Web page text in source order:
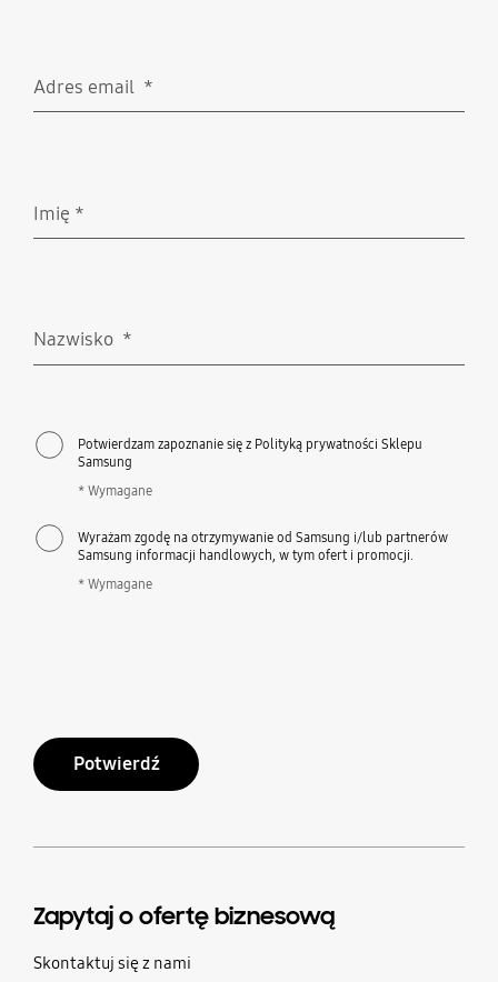
Adres email *
Imię *
Nazwisko *
Potwierdzam zapoznanie się z Polityką prywatności Sklepu
Samsung
* Wymagane
Wyrażam zgodę na otrzymywanie od Samsung i/lub partnerów
Samsung informacji handlowych, w tym ofert i promocji.
* Wymagane
Potwierdź
Zapytaj o ofertę biznesową
Skontaktuj się z nami